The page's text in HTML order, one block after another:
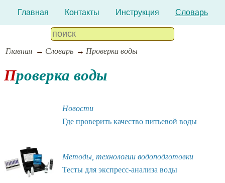
Главная Контакты Инструкция Словарь
Главная Словарь Проверка воды
Проверка воды
Новости
Где проверить качество питьевой воды
Методы, технологии водоподготовки
Тесты для экспресс-анализа воды